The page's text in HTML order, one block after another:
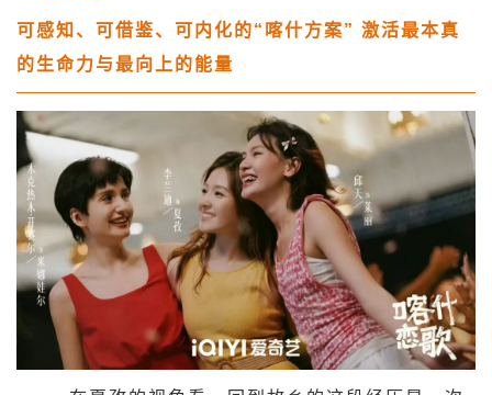
可感知、可借鉴、可内化的“喀什方案” 激活最本真
的生命力与最向上的能量